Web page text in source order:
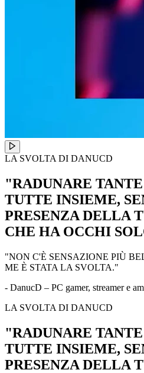
LA SVOLTA DI DANUCD
"RADUNARE
TUTTE INSIEME,
PRESENZA DELLA
CHE HA OCCHI
"NON C'È SENSAZIONE PIÙ
ME È STATA LA SVOLTA."
- DanucD – PC gamer, streamer e
LA SVOLTA DI DANUCD
"RADUNARE
TUTTE INSIEME,
PRESENZA DELLA